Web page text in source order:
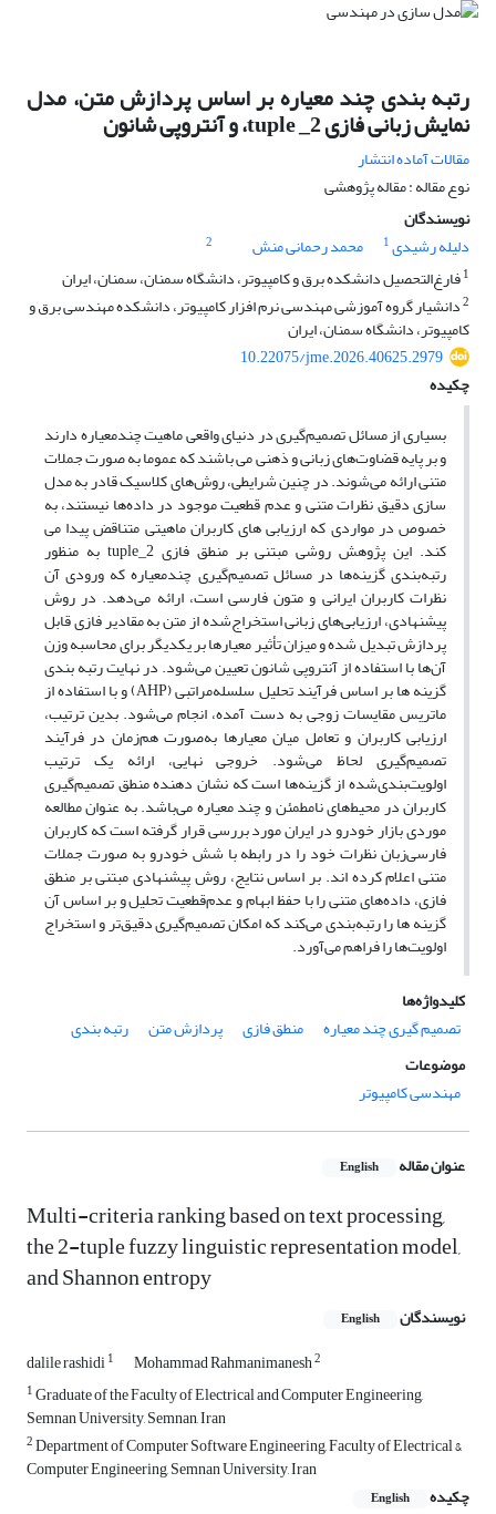
رتبه بندی چند معیاره بر اساس پردازش متن، مدل
نمایش زبانی فازی 2_ tuple، و آنتروپی شانون
مقالات آماده انتشار
نوع مقاله : مقاله پژوهشی
نویسندگان
دلیله رشیدی1 محمد رحمانی منش
2
1فارغ‌التحصیل دانشکده برق و کامپیوتر، دانشگاه سمنان، سمنان، ایران
2دانشیار گروه آموزشی مهندسی نرم افزار کامپیوتر، دانشکده مهندسی برق و
کامپیوتر، دانشگاه سمنان، ایران
10.22075/jme.2026.40625.2979
چکیده
بسیاری از مسائل تصمیم‌گیری در دنیای واقعی ماهیت چندمعیاره دارند
و بر پایه قضاوت‌های زبانی و ذهنی می باشند که عموما به صورت جملات
متنی ارائه می‌شوند. در چنین شرایطی، روش‌های کلاسیک قادر به مدل
سازی دقیق نظرات متنی و عدم قطعیت موجود در داده‌ها نیستند، به
خصوص در مواردی که ارزیابی های کاربران ماهیتی متناقض پیدا می
کند. این پژوهش روشی مبتنی بر منطق فازی 2_tuple به منظور
رتبه‌بندی گزینه‌ها در مسائل تصمیم‌گیری چندمعیاره که ورودی آن
نظرات کاربران ایرانی و متون فارسی است، ارائه می‌دهد. در روش
پیشنهادی، ارزیابی‌های زبانی استخراج‌شده از متن به مقادیر فازی قابل
پردازش تبدیل شده و میزان تأثیر معیارها بر یکدیگر برای محاسبه وزن
آن‌ها با استفاده از آنتروپی شانون تعیین می‌شود. در نهایت رتبه بندی
گزینه ها بر اساس فرآیند تحلیل سلسله‌مراتبی (AHP) و با استفاده از
ماتریس مقایسات زوجی به دست آمده، انجام می‌شود. بدین ترتیب،
ارزیابی کاربران و تعامل میان معیارها به‌صورت هم‌زمان در فرآیند
تصمیم‌گیری لحاظ می‌شود. خروجی نهایی، ارائه یک ترتیب
اولویت‌بندی‌شده از گزینه‌ها است که نشان دهنده منطق تصمیم‌گیری
کاربران در محیط‌های نامطمئن و چند معیاره می‌باشد. به عنوان مطالعه
موردی بازار خودرو در ایران مورد بررسی قرار گرفته است که کاربران
فارسی‌زبان نظرات خود را در رابطه با شش خودرو به صورت جملات
متنی اعلام کرده اند. بر اساس نتایج، روش پیشنهادی مبتنی بر منطق
فازی، داده‌های متنی را با حفظ ابهام و عدم‌قطعیت تحلیل و بر اساس آن
گزینه ها را رتبه‌بندی می‌کند که امکان تصمیم‌گیری دقیق‌تر و استخراج
اولویت‌ها را فراهم می‌آورد.
کلیدواژه‌ها
تصمیم گیری چند معیاره
منطق فازی پردازش متن
رتبه بندی
موضوعات
مهندسی کامپیوتر
عنوان مقاله English
Multi-criteria ranking based on text processing,
the 2-tuple fuzzy linguistic representation model,
and Shannon entropy
نویسندگان English
dalile rashidi1 Mohammad Rahmanimanesh2
1Graduate of the Faculty of Electrical and Computer Engineering,
Semnan University, Semnan, Iran
2Department of Computer Software Engineering, Faculty of Electrical &
Computer Engineering, Semnan University, Iran
چکیده
English